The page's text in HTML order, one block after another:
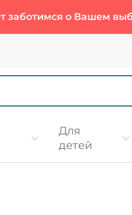
о Вашем выборе
Для
детей